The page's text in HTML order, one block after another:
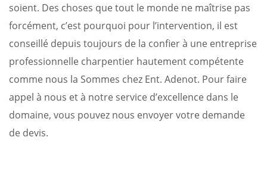
soient. Des choses que tout le monde ne maîtrise pas
forcément, c’est pourquoi pour l’intervention, il est
conseillé depuis toujours de la confier à une entreprise
professionnelle charpentier hautement compétente
comme nous la Sommes chez Ent. Adenot. Pour faire
appel à nous et à notre service d’excellence dans le
domaine, vous pouvez nous envoyer votre demande
de devis.